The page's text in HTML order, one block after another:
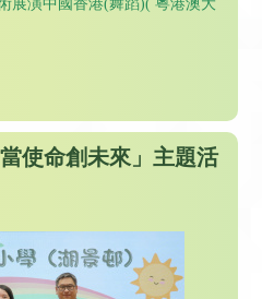
展演中國香港(舞蹈)( 粵港澳大
使命創未來」主題活